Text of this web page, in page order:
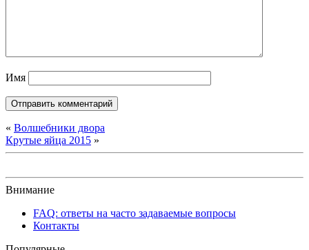
Имя
« Волшебники двора
Крутые яйца 2015 »
Внимание
FAQ: ответы на часто задаваемые вопросы
Контакты